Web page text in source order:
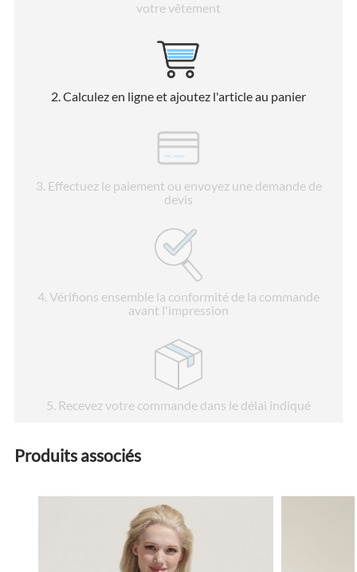
votre vêtement
2. Calculez en ligne et ajoutez l'article au panier
3 . Effectuez le paiement ou envoyez une demande de
devis
4. Vérifions ensemble la conformité de la commande
avant l'impression
5 . Recevez votre commande dans le délai indiqué
Produits associés